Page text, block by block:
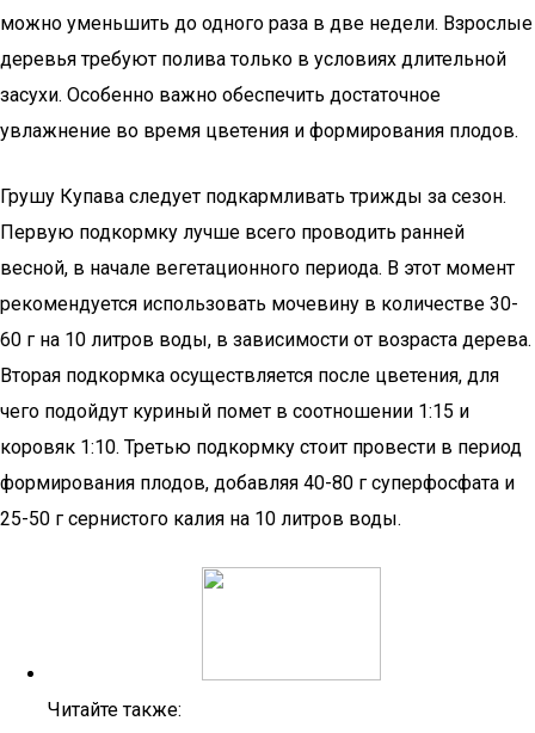
можно уменьшить до одного раза в две недели. Взрослые
деревья требуют полива только в условиях длительной
засухи. Особенно важно обеспечить достаточное
увлажнение во время цветения и формирования плодов.
Грушу Купава следует подкармливать трижды за сезон.
Первую подкормку лучше всего проводить ранней
весной, в начале вегетационного периода. В этот момент
рекомендуется использовать мочевину в количестве 30-
60 г на 10 литров воды, в зависимости от возраста дерева.
Вторая подкормка осуществляется после цветения, для
чего подойдут куриный помет в соотношении 1:15 и
коровяк 1:10. Третью подкормку стоит провести в период
формирования плодов, добавляя 40-80 г суперфосфата и
25-50 г сернистого калия на 10 литров воды.
Читайте также: